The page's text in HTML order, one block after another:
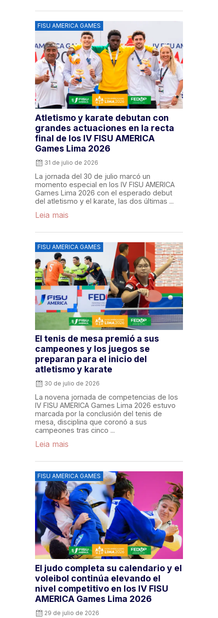
FISU AMERICA GAMES
Atletismo y karate debutan con
grandes actuaciones en la recta
final de los IV FISU AMERICA
Games Lima 2026
31 de julio de 2026
La jornada del 30 de julio marcó un
momento especial en los IV FISU AMERICA
Games Lima 2026 con el esperado debut
del atletismo y el karate, las dos últimas ...
Leia mais
FISU AMERICA GAMES
El tenis de mesa premió a sus
campeones y los juegos se
preparan para el inicio del
atletismo y karate
30 de julio de 2026
La novena jornada de competencias de los
IV FISU AMERICA Games Lima 2026 estuvo
marcada por la conclusión del tenis de
mesa, disciplina que coronó a sus
campeones tras cinco ...
Leia mais
FISU AMERICA GAMES
El judo completa su calendario y el
voleibol continúa elevando el
nivel competitivo en los IV FISU
AMERICA Games Lima 2026
29 de julio de 2026